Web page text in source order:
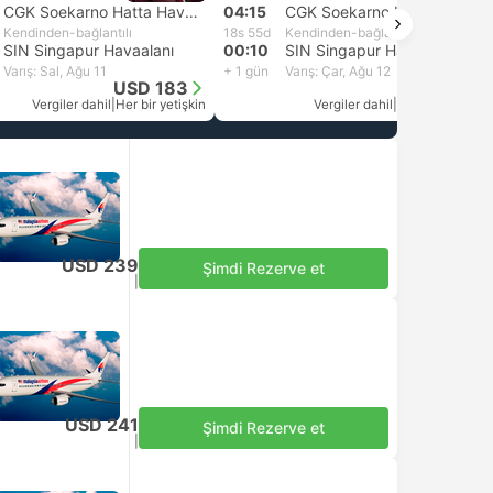
CGK Soekarno Hatta Havaalanı, Tangerang
Kendinden-bağlantılı
SIN Singapur Havaalanı
Varış: Sal, Ağu 11
USD 183
Vergiler dahil Her bir yetişkin
04:15
18s 55d Kendinden-bağlantılı
00:10 SIN Singapur Havaalanı
+ 1 gün Varış: Çar, Ağu 12
Vergiler dahil
USD 239
Vergiler dahil
Her bir yetişkin
Şimdi Rezerve et
USD 241
Vergiler dahil
Her bir yetişkin
Şimdi Rezerve et